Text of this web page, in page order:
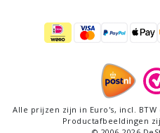
Alle prijzen zijn in Euro's, incl .
Productafbeeldingen